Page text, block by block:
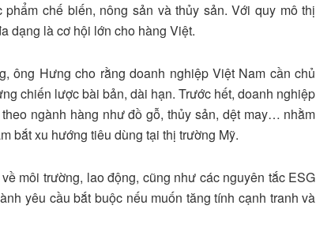
chế biến, nông sản và thủy sản. Với quy mô thị
dạng là cơ hội lớn cho hàng Việt.
ông Hưng cho rằng doanh nghiệp Việt Nam cần chủ
chiến lược bài bản, dài hạn. Trước hết, doanh nghiệp
ngành hàng như đồ gỗ, thủy sản, dệt may… nhằm
bắt xu hướng tiêu dùng tại thị trường Mỹ.
môi trường, lao động, cũng như các nguyên tắc ESG
yêu cầu bắt buộc nếu muốn tăng tính cạnh tranh và